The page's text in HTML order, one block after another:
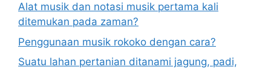
Alat musik dan notasi musik pertama kali
ditemukan pada zaman?
Penggunaan musik rokoko dengan cara?
Suatu lahan pertanian ditanami jagung, padi,